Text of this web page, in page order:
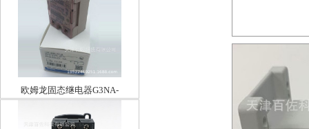
欧姆龙固态继电器G3NA-
D210BDC5-24BYOM